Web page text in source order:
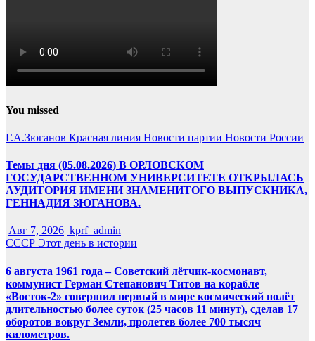
You missed
Г.А.Зюганов Красная линия Новости партии Новости России
Темы дня (05.08.2026) В ОРЛОВСКОМ
ГОСУДАРСТВЕННОМ УНИВЕРСИТЕТЕ ОТКРЫЛАСЬ
АУДИТОРИЯ ИМЕНИ ЗНАМЕНИТОГО ВЫПУСКНИКА,
ГЕННАДИЯ ЗЮГАНОВА.
Авг 7, 2026 kprf_admin
СССР Этот день в истории
6 августа 1961 года – Советский лётчик-космонавт,
коммунист Герман Степанович Титов на корабле
«Восток-2» совершил первый в мире космический полёт
длительностью более суток (25 часов 11 минут), сделав 17
оборотов вокруг Земли, пролетев более 700 тысяч
километров.